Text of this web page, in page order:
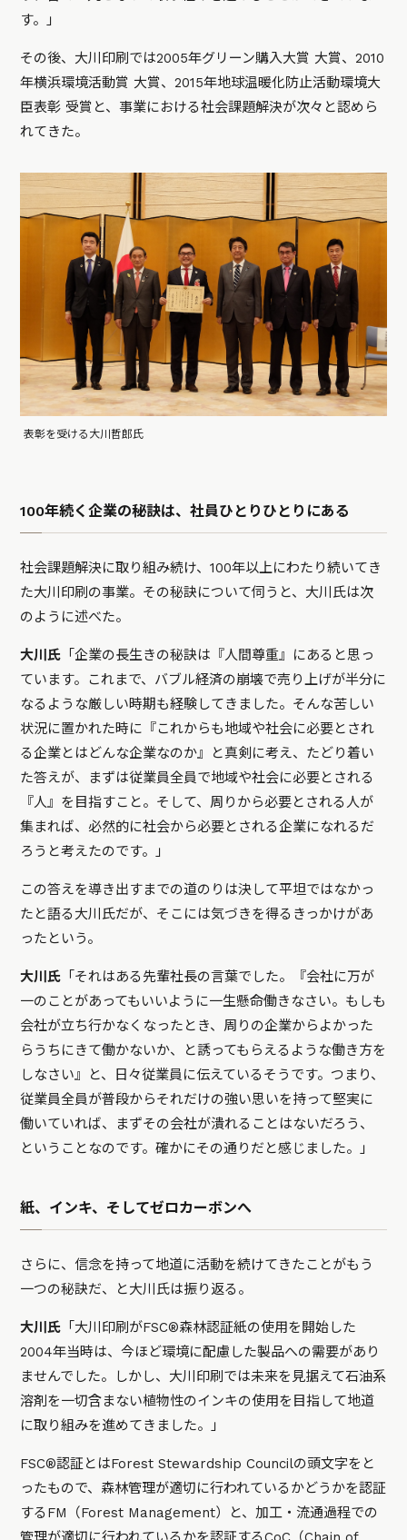
す。」
その後、大川印刷では2005年グリーン購入大賞 大賞、2010
年横浜環境活動賞 大賞、2015年地球温暖化防止活動環境大
臣表彰 受賞と、事業における社会課題解決が次々と認めら
れてきた。
表彰を受ける大川哲郎氏
100年続く企業の秘訣は、社員ひとりひとりにある
社会課題解決に取り組み続け、100年以上にわたり続いてき
た大川印刷の事業。その秘訣について伺うと、大川氏は次
のように述べた。
大川氏 「企業の長生きの秘訣は『人間尊重』にあると思っ
ています。これまで、バブル経済の崩壊で売り上げが半分に
なるような厳しい時期も経験してきました。そんな苦しい
状況に置かれた時に『これからも地域や社会に必要とされ
る企業とはどんな企業なのか』と真剣に考え、たどり着い
た答えが、まずは従業員全員で地域や社会に必要とされる
『人』を目指すこと。そして、周りから必要とされる人が
集まれば、必然的に社会から必要とされる企業になれるだ
ろうと考えたのです。」
この答えを導き出すまでの道のりは決して平坦ではなかっ
たと語る大川氏だが、そこには気づきを得るきっかけがあ
ったという。
大川氏 「それはある先輩社長の言葉でした。『会社に万が
一のことがあってもいいように一生懸命働きなさい。もしも
会社が立ち行かなくなったとき、周りの企業からよかった
らうちにきて働かないか、と誘ってもらえるような働き方を
しなさい』と、日々従業員に伝えているそうです。つまり、
従業員全員が普段からそれだけの強い思いを持って堅実に
働いていれば、まずその会社が潰れることはないだろう、
ということなのです。確かにその通りだと感じました。」
紙、インキ、そしてゼロカーボンへ
さらに、信念を持って地道に活動を続けてきたことがもう
一つの秘訣だ、と大川氏は振り返る。
大川氏 「大川印刷がFSC®︎森林認証紙の使用を開始した
2004年当時は、今ほど環境に配慮した製品への需要があり
ませんでした。しかし、大川印刷では未来を見据えて石油系
溶剤を一切含まない植物性のインキの使用を目指して地道
に取り組みを進めてきました。」
FSC®︎認証とはForest Stewardship Councilの頭文字をと
ったもので、森林管理が適切に行われているかどうかを認証
するFM（Forest Management）と、加工・流通過程での